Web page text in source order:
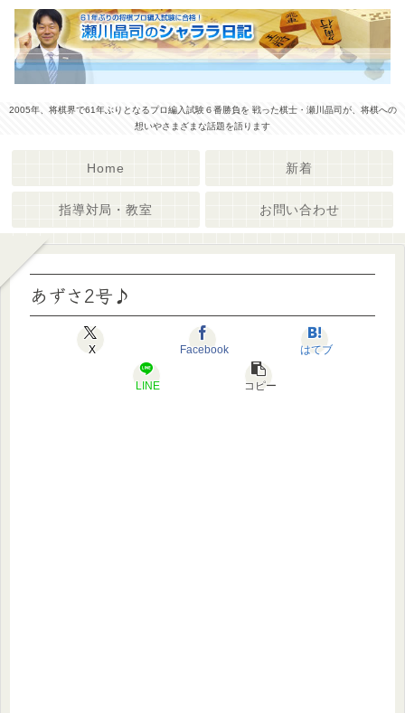
2005年、将棋界で61年ぶりとなるプロ編入試験６番勝負を 戦った棋士・瀬川晶司が、将棋への
想いやさまざまな話題を語ります
Home 新着
指導対局・教室 お問い合わせ
あずさ2号♪
X Facebook はてブ
LINE コピー